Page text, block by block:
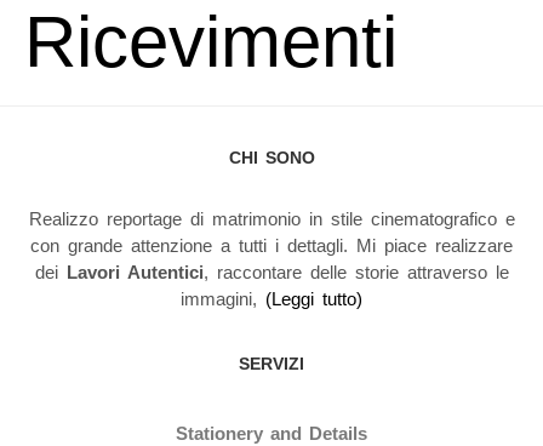
Ricevimenti
CHI SONO
Realizzo reportage di matrimonio in stile cinematografico e
con grande attenzione a tutti i dettagli. Mi piace realizzare
dei Lavori Autentici, raccontare delle storie attraverso le
immagini, (Leggi tutto)
SERVIZI
Stationery and Details